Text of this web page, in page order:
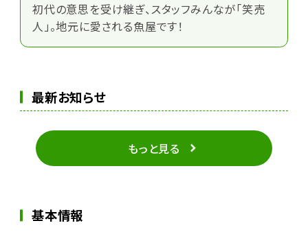
初代の意思を受け継ぎ、スタッフみんなが「笑売
人」。地元に愛される魚屋です！
最新お知らせ
もっと見る
基本情報